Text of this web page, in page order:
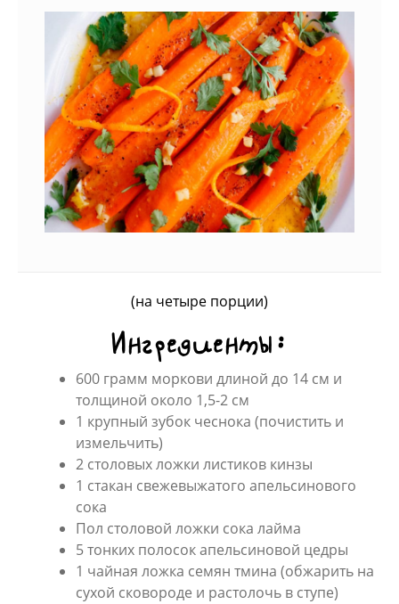
(на четыре порции)
Ингредиенты:
600 грамм моркови длиной до 14 см и
толщиной около 1,5-2 см
1 крупный зубок чеснока (почистить и
измельчить)
2 столовых ложки листиков кинзы
1 стакан свежевыжатого апельсинового
сока
Пол столовой ложки сока лайма
5 тонких полосок апельсиновой цедры
1 чайная ложка семян тмина (обжарить на
сухой сковороде и растолочь в ступе)